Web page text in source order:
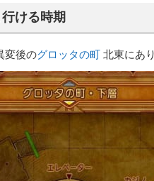
ける時期
変後のグロッタの町 北東にあ